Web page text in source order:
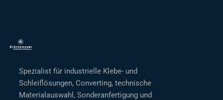
Spezialist für industrielle Klebe- und
Schleiflösungen, Converting, technische
Materialauswahl, Sonderanfertigung und